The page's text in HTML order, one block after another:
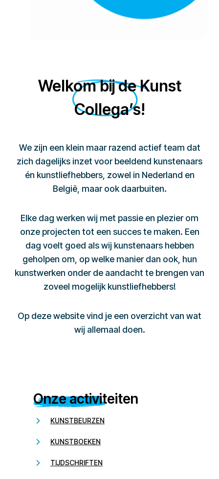
Welkom bij de Kunst
Collega’s!
We zijn een klein maar razend actief team dat
zich dagelijks inzet voor beeldend kunstenaars
én kunstliefhebbers, zowel in Nederland en
België, maar ook daarbuiten.
Elke dag werken wij met passie en plezier om
onze projecten tot een succes te maken. Een
dag voelt goed als wij kunstenaars hebben
geholpen om, op welke manier dan ook, hun
kunstwerken onder de aandacht te brengen van
zoveel mogelijk kunstliefhebbers!
Op deze website vind je een overzicht van wat
wij allemaal doen.
Onze activiteiten
KUNSTBEURZEN
KUNSTBOEKEN
TIJDSCHRIFTEN